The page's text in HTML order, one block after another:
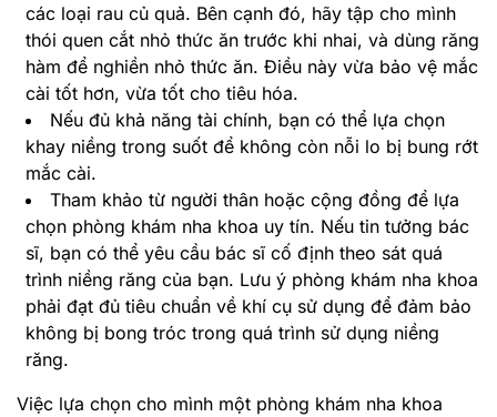
các loại rau củ quả. Bên cạnh đó, hãy tập cho mình
thói quen cắt nhỏ thức ăn trước khi nhai, và dùng răng
hàm để nghiền nhỏ thức ăn. Điều này vừa bảo vệ mắc
cài tốt hơn, vừa tốt cho tiêu hóa.
Nếu đủ khả năng tài chính, bạn có thể lựa chọn
khay niềng trong suốt để không còn nỗi lo bị bung rớt
mắc cài.
Tham khảo từ người thân hoặc cộng đồng để lựa
chọn phòng khám nha khoa uy tín. Nếu tin tưởng bác
sĩ, bạn có thể yêu cầu bác sĩ cố định theo sát quá
trình niềng răng của bạn. Lưu ý phòng khám nha khoa
phải đạt đủ tiêu chuẩn về khí cụ sử dụng để đảm bảo
không bị bong tróc trong quá trình sử dụng niềng
răng.
Việc lựa chọn cho mình một phòng khám nha khoa